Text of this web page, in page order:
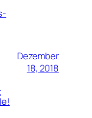
Dezember
18, 2018